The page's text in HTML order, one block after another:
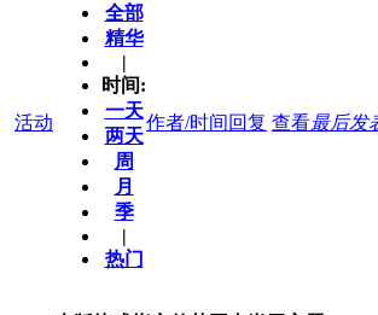
活动
全部
精华
|
时间:
一天
两天
周
月
季
|
热门
作者/时间 回复 查看最后发